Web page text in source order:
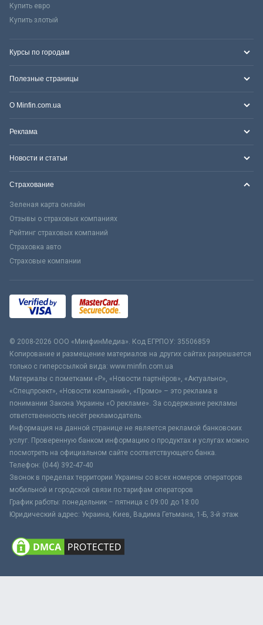
Купить евро
Купить злотый
Курсы по городам
Полезные страницы
О Minfin.com.ua
Реклама
Новости и статьи
Страхование
Зеленая карта онлайн
Отзывы о страховых компаниях
Рейтинг страховых компаний
Страховка авто
Страховые компании
© 2008-2026 ООО «МинфинМедиа». Код ЕГРПОУ: 35506859
Копирование и размещение материалов на других сайтах разрешается
только с гиперссылкой вида: www.minfin.com.ua
Материалы с пометками «Р», «Новости партнёров», «Актуально»,
«Спецпроект», «Новости компаний», «Промо» – это реклама в
понимании Закона Украины «О рекламе». За содержание рекламы
ответственность несёт рекламодатель.
Информация на данной странице не является рекламой банковских
услуг. Проверенную банком информацию о продуктах и услугах можно
посмотреть на официальном сайте соответствующего банка.
Телефон: (044) 392-47-40
Звонок в пределах территории Украины со всех номеров операторов
мобильной и городской связи по тарифам операторов
График работы: понедельник – пятница с 09:00 до 18:00
Юридический адрес: Украина, Киев, Вадима Гетьмана, 1-Б, 3-й этаж